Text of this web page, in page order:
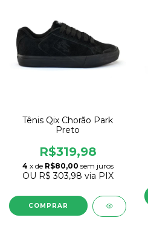
Tênis Qix Chorão Park
Preto
R$319,98
4 x de R$80,00 sem juros
OU R$ 303,98 via PIX
COMPRAR